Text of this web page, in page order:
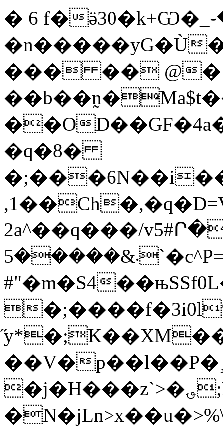
� 6 f�
�n�����yG�Ù
��� �� @
��O
�q�8�
2а^��q���/
܁&�����5`�c^
#"�m�S4

��V�
�j�H���z`>�؈;N�h���Sh�+��Qr/